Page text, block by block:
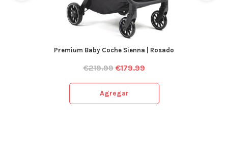
Premium Baby Coche Sienna | Rosado
€219.99 €179.99
Agregar